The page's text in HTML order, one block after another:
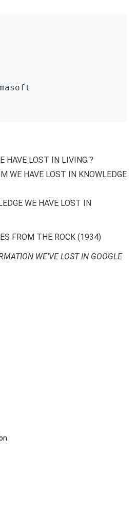
HAVE LOST IN LIVING ?
WE HAVE LOST IN KNOWLEDGE
WE HAVE LOST IN
FROM THE ROCK (1934)
WE'VE LOST IN GOOGLE